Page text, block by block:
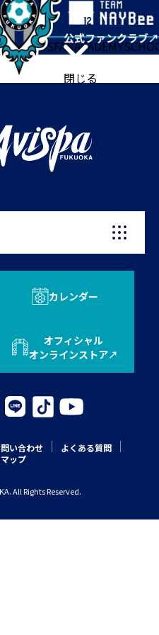
閉じる
GOODSFANACADEMY
カレンダー
オフィシャル
オンラインストア
い合わせ
よくある質問
ップ
All Rights Reserved.